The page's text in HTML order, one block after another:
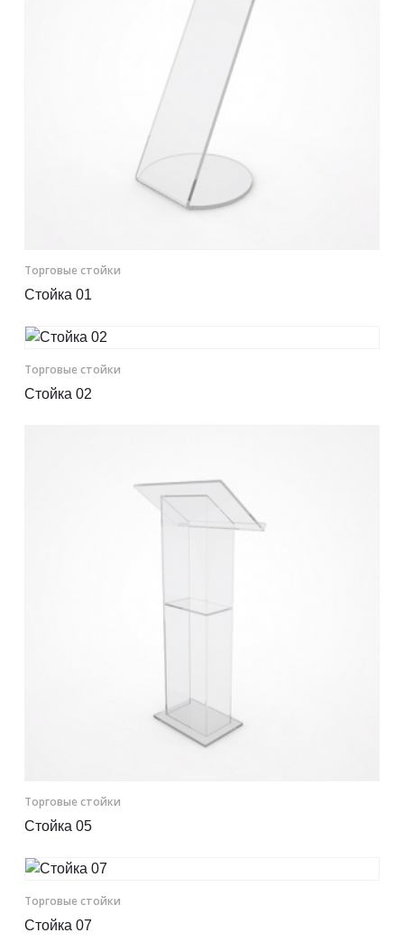
Торговые стойки
Стойка 01
Торговые стойки
Стойка 02
Торговые стойки
Стойка 05
Торговые стойки
Стойка 07